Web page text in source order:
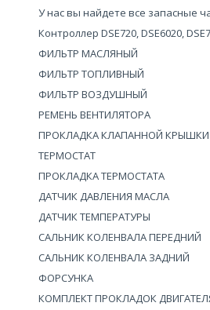
У нас вы найдете все запасные
Контроллер DSE720, DSE6020,
ФИЛЬТР МАСЛЯНЫЙ
ФИЛЬТР ТОПЛИВНЫЙ
ФИЛЬТР ВОЗДУШНЫЙ
РЕМЕНЬ ВЕНТИЛЯТОРА
ПРОКЛАДКА КЛАПАННОЙ КРЫШКИ
ТЕРМОСТАТ
ПРОКЛАДКА ТЕРМОСТАТА
ДАТЧИК ДАВЛЕНИЯ МАСЛА
ДАТЧИК ТЕМПЕРАТУРЫ
САЛЬНИК КОЛЕНВАЛА ПЕРЕДНИЙ
САЛЬНИК КОЛЕНВАЛА ЗАДНИЙ
ФОРСУНКА
КОМПЛЕКТ ПРОКЛАДОК